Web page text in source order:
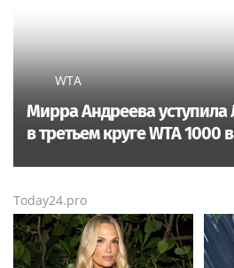
WTA
Мирра Андреева
в третьем круге WTA 1000
Today24.pro